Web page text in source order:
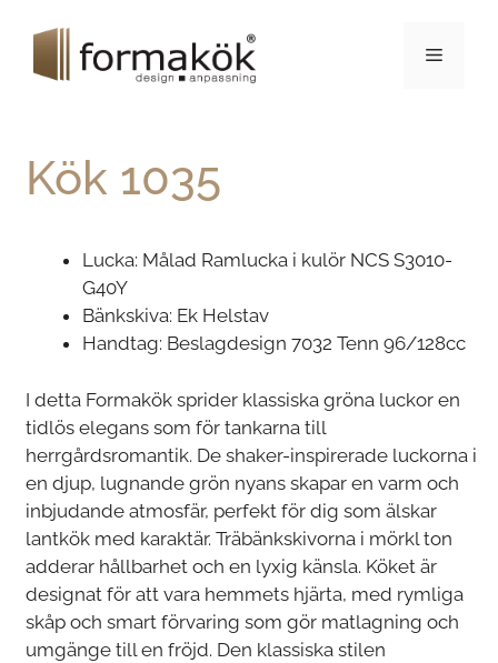
Kök 1035
Lucka: Målad Ramlucka i kulör NCS S3010-
G40Y
Bänkskiva: Ek Helstav
Handtag: Beslagdesign 7032 Tenn 96/128cc
I detta Formakök sprider klassiska gröna luckor en
tidlös elegans som för tankarna till
herrgårdsromantik. De shaker-inspirerade luckorna i
en djup, lugnande grön nyans skapar en varm och
inbjudande atmosfär, perfekt för dig som älskar
lantkök med karaktär. Träbänkskivorna i mörkl ton
adderar hållbarhet och en lyxig känsla. Köket är
designat för att vara hemmets hjärta, med rymliga
skåp och smart förvaring som gör matlagning och
umgänge till en fröjd. Den klassiska stilen